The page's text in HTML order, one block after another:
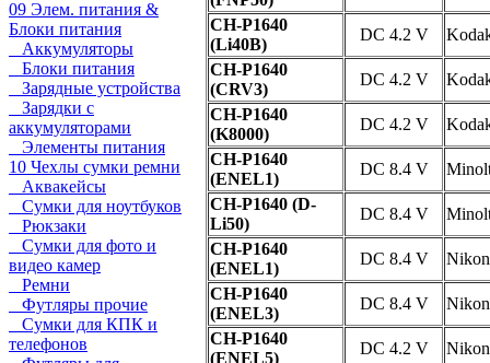
09 Элем. питания &
Блоки питания
Аккумуляторы
Блоки питания
Зарядные устройства
Зарядки с
аккумуляторами
Элементы питания
10 Чехлы сумки ремни
Аквакейсы
Сумки для ноутбуков
Рюкзаки
Сумки для фото и
видео камер
Ремни
Футляры прочие
Сумки для КПК и
телефонов
CH-P1640
(Li40B)
DC 4.2 V
CH-P1640
(CRV3)
DC 4.2 V
CH-P1640
(K8000)
DC 4.2 V
CH-P1640
(ENEL1)
DC 8.4 V
CH-P1640 (D-
Li50)
DC 8.4 V
CH-P1640
(ENEL1)
DC 8.4 V
Nikon
CH-P1640
(ENEL3)
DC 8.4 V
Nikon
CH-P1640
(ENEL5)
DC 4.2 V
Nikon